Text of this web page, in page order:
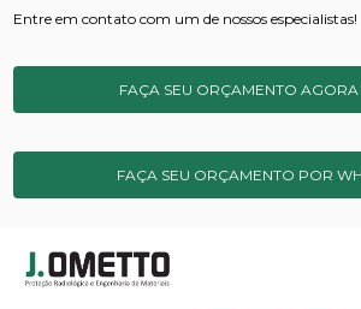
Entre em contato com um de nossos especialistas!
FAÇA SEU ORÇAMENTO
FAÇA SEU ORÇAMENTO POR